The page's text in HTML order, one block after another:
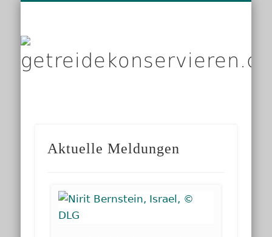
Aktuelle Meldungen